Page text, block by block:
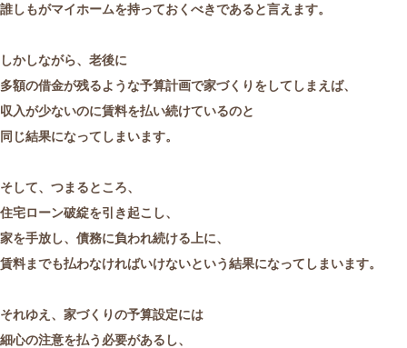
誰しもがマイホームを持っておくべきであると言えます。
しかしながら、老後に
多額の借金が残るような予算計画で家づくりをしてしまえば、
収入が少ないのに賃料を払い続けているのと
同じ結果になってしまいます。
そして、つまるところ、
住宅ローン破綻を引き起こし、
家を手放し、債務に負われ続ける上に、
賃料までも払わなければいけないという結果になってしまいます。
それゆえ、家づくりの予算設定には
細心の注意を払う必要があるし、